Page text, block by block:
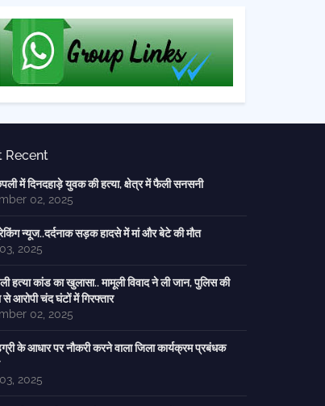
Recent
में दिनदहाड़े युवक की हत्या, क्षेत्र में फैली सनसनी
02, 2025
न्यूज..दर्दनाक सड़क हादसे में मां और बेटे की मौत
2025
हत्या कांड का खुलासा.. मामूली विवाद ने ली जान, पुलिस की
से आरोपी चंद घंटों में गिरफ्तार
02, 2025
के आधार पर नौकरी करने वाला जिला कार्यक्रम प्रबंधक
2025